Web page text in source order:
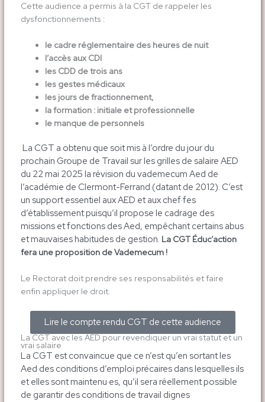
Cette audience a permis à la CGT de rappeler les
dysfonctionnements :
le cadre réglementaire des heures de nuit
l’accès aux CDI
les CDD de trois ans
les gestes médicaux
les jours de fractionnement,
la formation : initiale et professionnelle
le manque de personnels
La CGT a obtenu que soit mis à l’ordre du jour du
prochain Groupe de Travail sur les grilles de salaire AED
du 22 mai 2025 la révision du vademecum Aed de
l’académie de Clermont-Ferrand (datant de 2012). C’est
un support essentiel aux AED et aux chef·fes
d’établissement puisqu’il propose le cadrage des
missions et fonctions des Aed, empêchant certains abus
et mauvaises habitudes de gestion. La CGT Éduc’action
fera une proposition de Vademecum !
Le Rectorat doit prendre ses responsabilités et faire
enfin appliquer le droit.
Lire le compte rendu CGT de cette audience
La CGT avec les AED pour revendiquer un vrai statut et un
vrai salaire
La CGT est convaincue que ce n’est qu’en sortant les
Aed des conditions d’emploi précaires dans lesquelles ils
et elles sont maintenu·es, qu’il sera réellement possible
de garantir des conditions de travail dignes